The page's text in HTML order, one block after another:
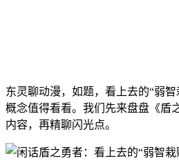
东灵聊动漫，如题，看上去的“弱
概念值得看看。我们先来盘盘《盾
内容，再精聊闪光点。